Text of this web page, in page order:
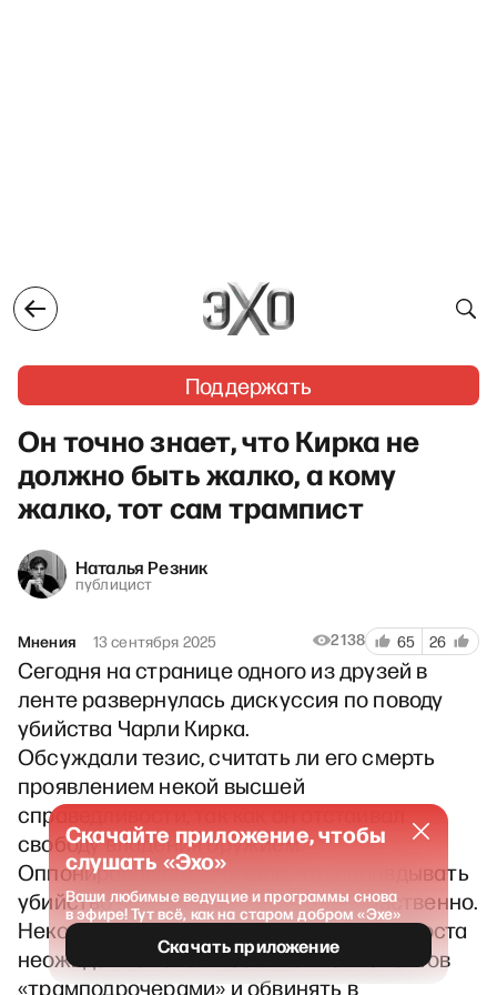
Поддержать
Он точно знает, что Кирка не
должно быть жалко, а кому
жалко, тот сам трампист
Наталья Резник
публицист
Мнения 13 сентября 2025 2138 65 26
Сегодня на странице одного из друзей в
ленте развернулась дискуссия по поводу
убийства Чарли Кирка.
Обсуждали тезис, считать ли его смерть
проявлением некой высшей
справедливости, так как он отстаивал
свободу владения оружием.
Оппонировавшие считали, что оправдывать
убийство чем бы то ни было безнравственно.
Некоторые единомышленники автора поста
неожиданно начали обзывать оппонентов
«трамподрочерами» и обвинять в
Скачайте приложение, чтобы
слушать «Эхо»
Ваши любимые ведущие и программы снова
в эфире! Тут всё, как на старом добром «Эхе»
Скачать приложение